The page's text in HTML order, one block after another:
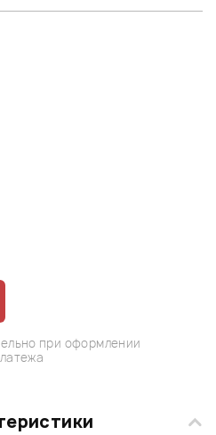
при оформлении